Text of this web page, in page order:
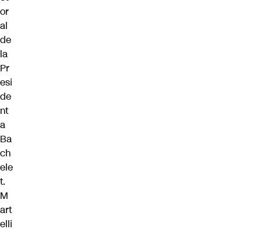
or
al
de
la
Pr
esi
de
nt
a
Ba
ch
ele
t.
M
art
elli